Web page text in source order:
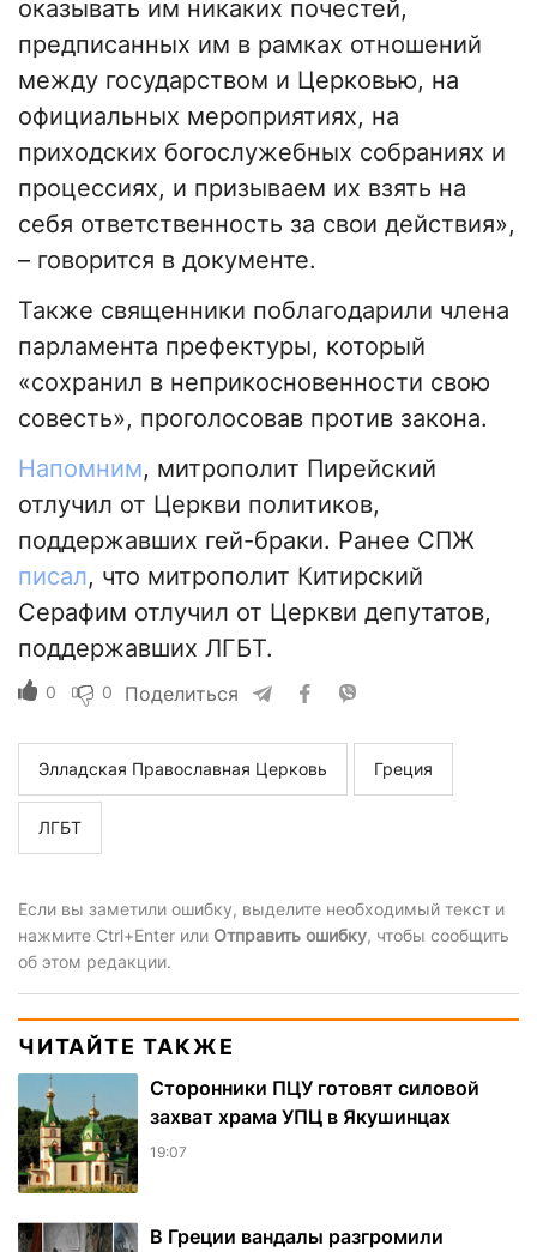
оказывать им никаких почестей,
предписанных им в рамках отношений
между государством и Церковью, на
официальных мероприятиях, на
приходских богослужебных собраниях и
процессиях, и призываем их взять на
себя ответственность за свои действия»,
– говорится в документе.
Также священники поблагодарили члена
парламента префектуры, который
«сохранил в неприкосновенности свою
совесть», проголосовав против закона.
Напомним, митрополит Пирейский
отлучил от Церкви политиков,
поддержавших гей-браки. Ранее СПЖ
писал, что митрополит Китирский
Серафим отлучил от Церкви депутатов,
поддержавших ЛГБТ.
0 0 Поделиться
Элладская Православная Церковь Греция
ЛГБТ
Если вы заметили ошибку, выделите необходимый текст и
нажмите Ctrl+Enter или Отправить ошибку, чтобы сообщить
об этом редакции.
ЧИТАЙТЕ ТАКЖЕ
Сторонники ПЦУ готовят силовой
захват храма УПЦ в Якушинцах
19:07
В Греции вандалы разгромили